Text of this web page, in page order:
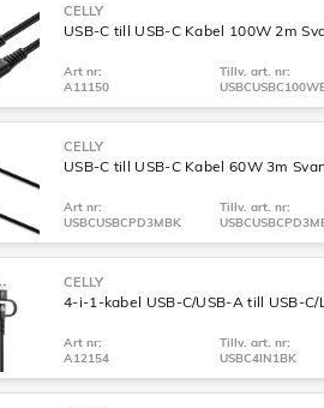
CELLY
USB-C till USB-C Kabel 100W 2m
Art nr:
A11150
Tillv. art. nr:
CELLY
USB-C till USB-C Kabel 60W 3m
Art nr:
USBCUSBCPD3MBK
Tillv. art. nr:
CELLY
4-i-1-kabel USB-C/USB-A till USB-
Art nr:
A12154
Tillv. art. nr:
USBC4IN1BK